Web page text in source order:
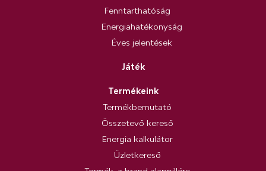
Fenntarthatóság
Energiahatékonyság
Éves jelentések
Játék
Termékeink
Termékbemutató
Összetevő kereső
Energia kalkulátor
Üzletkereső